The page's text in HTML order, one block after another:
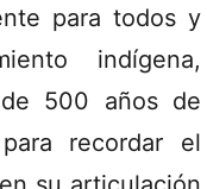
para todos y
indígena,
500 años de
recordar el